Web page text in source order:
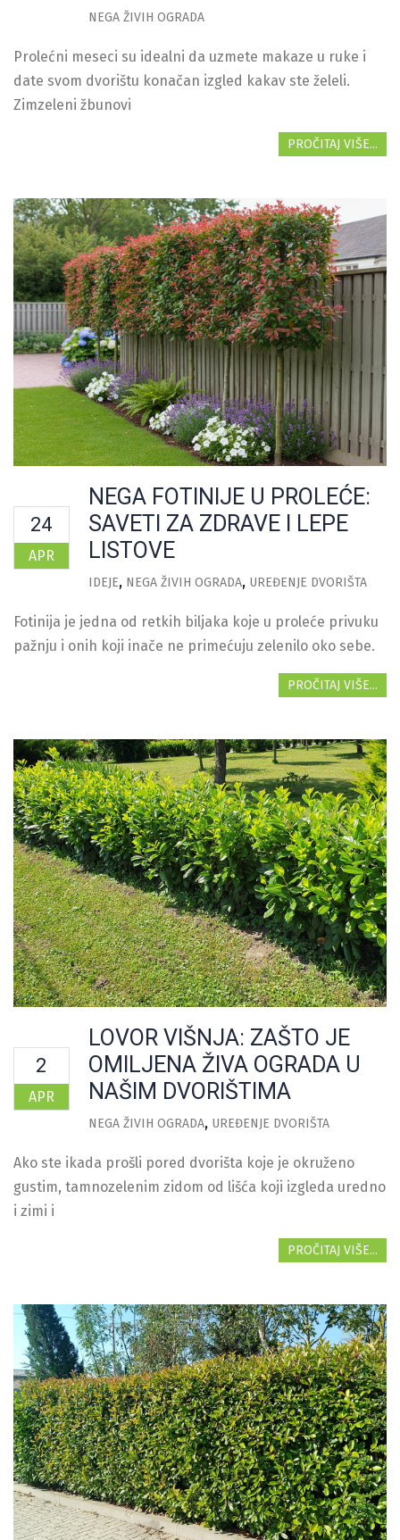
NEGA ŽIVIH OGRADA
Prolećni meseci su idealni da uzmete makaze u ruke i
date svom dvorištu konačan izgled kakav ste želeli.
Zimzeleni žbunovi
PROČITAJ VIŠE...
24
APR
NEGA FOTINIJE U PROLEĆE:
SAVETI ZA ZDRAVE I LEPE
LISTOVE
IDEJE NEGA ŽIVIH OGRADA UREĐENJE DVORIŠTA
Fotinija je jedna od retkih biljaka koje u proleće privuku
pažnju i onih koji inače ne primećuju zelenilo oko sebe.
PROČITAJ VIŠE...
2
APR
LOVOR VIŠNJA: ZAŠTO JE
OMILJENA ŽIVA OGRADA U
NAŠIM DVORIŠTIMA
NEGA ŽIVIH OGRADA UREĐENJE DVORIŠTA
Ako ste ikada prošli pored dvorišta koje je okruženo
gustim, tamnozelenim zidom od lišća koji izgleda uredno
i zimi i
PROČITAJ VIŠE...